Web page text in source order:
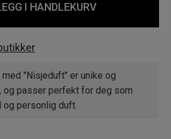
I HANDLEKURV
"Nisjeduft" er unike og
og passer perfekt for deg som
og personlig duft.